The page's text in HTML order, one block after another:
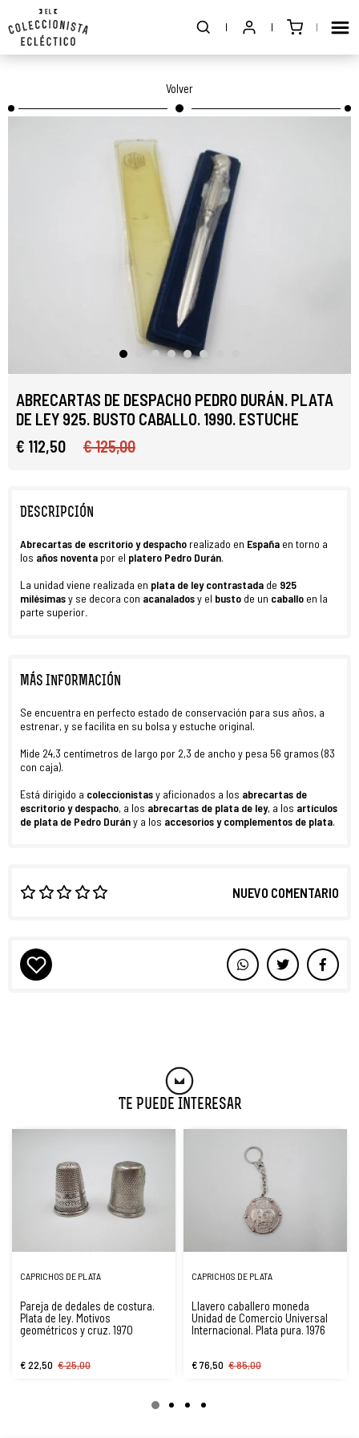
Volver
ABRECARTAS DE DESPACHO PEDRO DURÁN. PLATA
DE LEY 925. BUSTO CABALLO. 1990. ESTUCHE
€ 112,50
€ 125,00
DESCRIPCIÓN
Abrecartas de escritorio y despacho realizado en España en torno a
los años noventa por el platero Pedro Durán.
La unidad viene realizada en plata de ley contrastada de 925
milésimasy se decora con acanaladosy el busto de un caballo en la
parte superior.
MÁS INFORMACIÓN
Se encuentra en perfecto estado de conservación para sus años, a
estrenar, y se facilita en su bolsa y estuche original.
Mide 24,3 centímetros de largo por 2,3 de ancho y pesa 56 gramos (83
con caja).
Está dirigido a coleccionistasy aficionados a los abrecartas de
escritorio y despacho, a los abrecartas de plata de ley, a los artículos
de plata de Pedro Durány a los accesorios y complementos de plata.
NUEVO COMENTARIO
Te Puede Interesar
CAPRICHOS DE PLATA
Pareja de dedales de costura.
Plata de ley. Motivos
geométricos y cruz. 1970
€ 22,50 € 25,00
CAPRICHOS DE PLATA
Llavero caballero moneda
Unidad de Comercio Universal
Internacional. Plata pura. 1976
€ 76,50 € 85,00